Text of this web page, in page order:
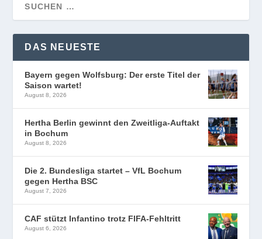
DAS NEUESTE
Bayern gegen Wolfsburg: Der erste Titel der
Saison wartet!
August 8, 2026
Hertha Berlin gewinnt den Zweitliga-Auftakt
in Bochum
August 8, 2026
Die 2. Bundesliga startet – VfL Bochum
gegen Hertha BSC
August 7, 2026
CAF stützt Infantino trotz FIFA-Fehltritt
August 6, 2026